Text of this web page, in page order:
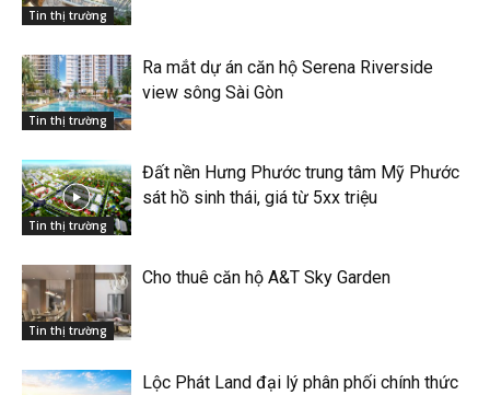
Tin thị trường
Tin thị trường
Ra mắt dự án căn hộ Serena Riverside
view sông Sài Gòn
Tin thị trường
Đất nền Hưng Phước trung tâm Mỹ Phước
sát hồ sinh thái, giá từ 5xx triệu
Tin thị trường
Cho thuê căn hộ A&T Sky Garden
Lộc Phát Land đại lý phân phối chính thức